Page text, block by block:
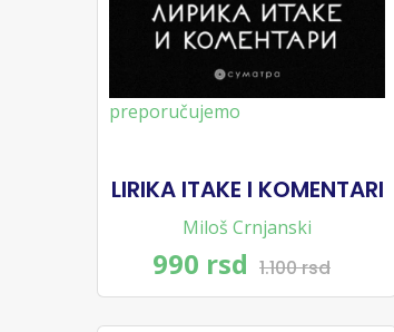
preporučujemo
LIRIKA ITAKE I KOMENTARI
Miloš Crnjanski
990 rsd 1.100 rsd